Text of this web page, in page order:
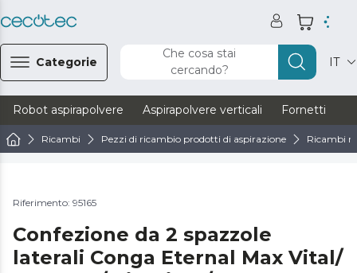
Categorie
Che cosa stai
cercando?
IT
Robot aspirapolvere Aspirapolvere verticali Fornetti
Ricambi Pezzi di ricambio prodotti di aspirazione Ricambi
Riferimento: 95165
Confezione da 2 spazzole
laterali Conga Eternal Max Vital/